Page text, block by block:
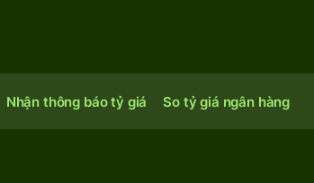
Nhận thông báo tỷ giá So tỷ giá ngân hàng